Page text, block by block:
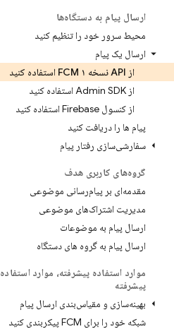
ارسال پیام به دستگاه‌ها
محیط سرور خود را تنظیم کنید
ارسال یک پیام
از API نسخه ۱ FCM استفاده کنید
از Admin SDK استفاده کنید
از کنسول Firebase استفاده کنید
پیام ها را دریافت کنید
سفارشی‌سازی رفتار پیام
گروه‌های کاربری هدف
مقدمه‌ای بر پیام‌رسانی موضوعی
مدیریت اشتراک‌های موضوعی
ارسال پیام به موضوعات
ارسال پیام به گروه های دستگاه
موارد استفاده پیشرفته، موارد استفاده
پیشرفته
بهینه‌سازی و مقیاس‌بندی ارسال پیام
شبکه خود را برای FCM پیکربندی کنید